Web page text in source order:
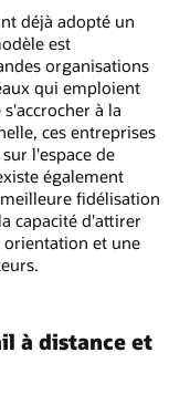
déjà adopté un
est
organisations
qui emploient
à la
ces entreprises
l'espace de
également
fidélisation
capacité d'attirer
et une
à distance et